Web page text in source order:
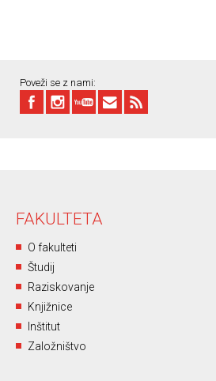
Poveži se z nami:
FAKULTETA
O fakulteti
Študij
Raziskovanje
Knjižnice
Inštitut
Založništvo